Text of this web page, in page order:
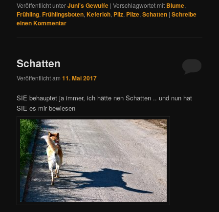
Veröffentlicht unterJuni's Gewuffe |Verschlagwortet mit Blume,
Frühling,Frühlingsboten,Keferloh, Pilz, Pilze,Schatten |Schreibe
einen Kommentar
Schatten
Veröffentlicht am11. Mai 2017
SIE behauptet ja immer, ich hätte nen Schatten .. und nun hat
SIE es mir bewiesen